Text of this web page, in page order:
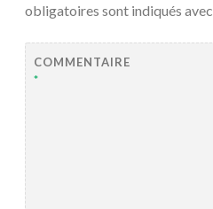
obligatoires sont indiqués avec
COMMENTAIRE
*